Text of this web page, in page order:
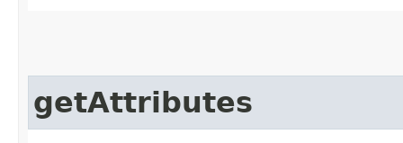
getAttributes